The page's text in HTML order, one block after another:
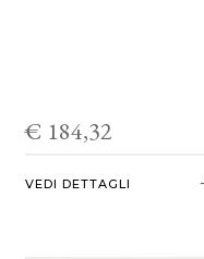
€ 184,32
VEDI DETTAGLI